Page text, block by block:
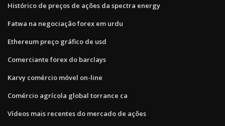
Histórico de preços de ações da spectra energy
Fatwa na negociação forex em urdu
Ethereum preço gráfico de usd
Comerciante forex do barclays
Karvy comércio móvel on-line
Comércio agrícola global torrance ca
Vídeos mais recentes do mercado de ações